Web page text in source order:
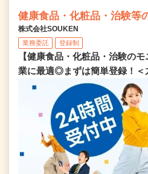
健康食品・化粧品・治験等
株式会社SOUKEN
業務委託 登録制
【健康食品・化粧品・治験の
業に最適◎まずは簡単登録！＜